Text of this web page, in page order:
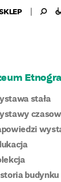
dla:
stała
budynku